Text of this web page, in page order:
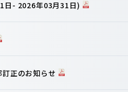
日- 2026年03月31日)
訂正のお知らせ